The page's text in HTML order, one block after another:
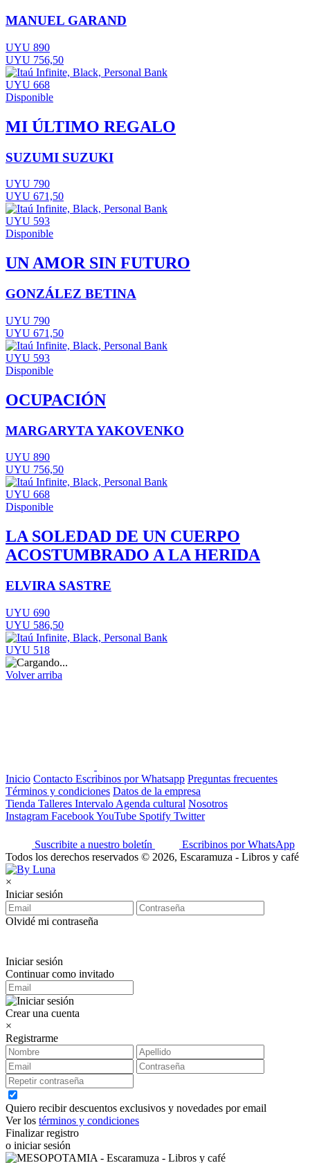
MANUEL GARAND
UYU 890
UYU 756,50
UYU 668
Disponible
MI ÚLTIMO REGALO
SUZUMI SUZUKI
UYU 790
UYU 671,50
UYU 593
Disponible
UN AMOR SIN FUTURO
GONZÁLEZ BETINA
UYU 790
UYU 671,50
UYU 593
Disponible
OCUPACIÓN
MARGARYTA YAKOVENKO
UYU 890
UYU 756,50
UYU 668
Disponible
LA SOLEDAD DE UN CUERPO
ACOSTUMBRADO A LA HERIDA
ELVIRA SASTRE
UYU 690
UYU 586,50
UYU 518
Volver arriba
Inicio Contacto Escribinos por Whatsapp Preguntas frecuentes
Términos y condiciones Datos de la empresa
Tienda Talleres Intervalo Agenda cultural Nosotros
Instagram FacebookYouTube Spotify Twitter
Suscribite a nuestro boletín
Escribinos por WhatsApp
Todos los derechos reservados © 2026, Escaramuza - Libros y café
×
Iniciar sesión
Olvidé mi contraseña
Iniciar sesión
Continuar como invitado
Crear una cuenta
×
Registrarme
Quiero recibir descuentos exclusivos y novedades por email
Ver los términos y condiciones
Finalizar registro
o iniciar sesión